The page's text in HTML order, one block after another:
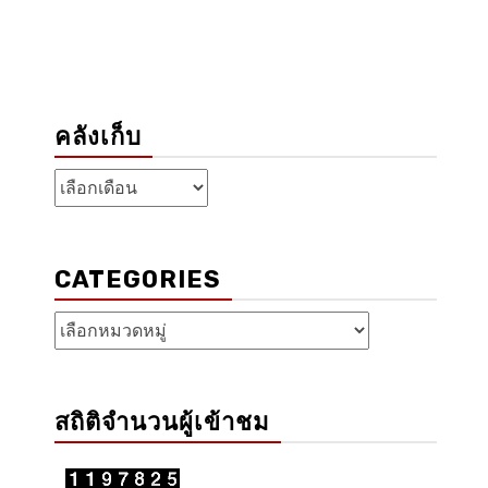
คลังเก็บ
คลัง
เก็บ
CATEGORIES
Categories
สถิติจำนวนผู้เข้าชม